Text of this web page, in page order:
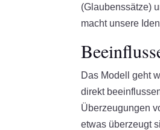
(Glaubenssätze)
macht unsere
Das Modell geht
direkt
Überzeugungen
etwas überzeugt